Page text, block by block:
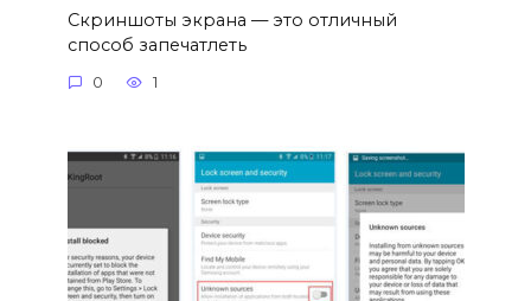
Скриншоты экрана — это отличный
способ запечатлеть
0 1